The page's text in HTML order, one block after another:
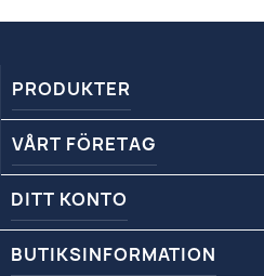
PRODUKTER
VÅRT FÖRETAG
DITT KONTO
BUTIKSINFORMATION